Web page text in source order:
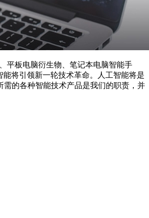
平板电脑衍生物、笔记本电脑智能手
将引领新一轮技术革命。人工智能将是
的各种智能技术产品是我们的职责，并